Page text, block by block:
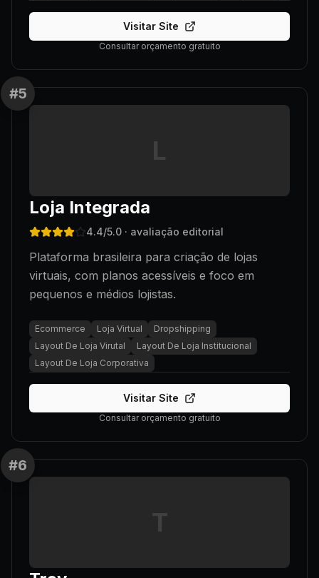
Visitar Site
Consultar orçamento gratuito
#5
L
Loja Integrada
4.4/5.0 · avaliação editorial
Plataforma brasileira para criação de lojas
virtuais, com planos acessíveis e foco em
pequenos e médios lojistas.
Ecommerce Loja Virtual
Dropshipping
Layout De Loja Virutal
Layout De Loja Institucional
Layout De Loja Corporativa
Visitar Site
Consultar orçamento gratuito
#6
T